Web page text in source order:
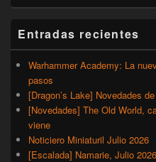
Entradas recientes
Warhammer Academy: La
pasos
[Dragon’s Lake] Novedades
[Novedades] The Old World,
viene
Noticiero Miniaturil Julio 2026
[Escalada] Namarie, Julio 2026